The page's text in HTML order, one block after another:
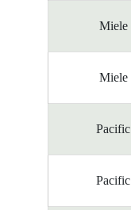
Miele
Miele
Pacific
Pacific